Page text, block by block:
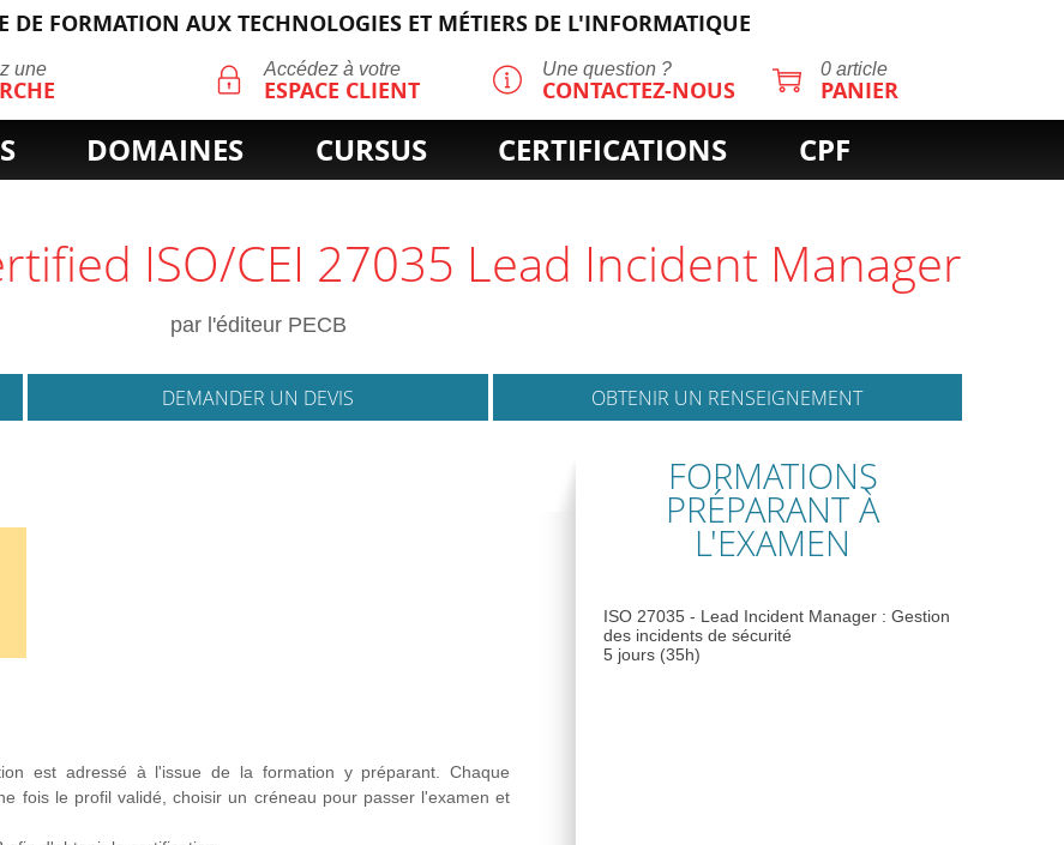
DE FORMATION AUX TECHNOLOGIES ET MÉTIERS DE L'INFORMATIQUE
une Accédez à votre
ESPACE CLIENT
Une question ?
CONTACTEZ-NOUS
0 article
PANIER
DOMAINES CURSUS CERTIFICATIONS CPF
ISO/CEI 27035 Lead Incident Manager
par l'éditeur PECB
DEMANDER UN DEVIS OBTENIR UN RENSEIGNEMENT
est adressé à l'issue de la formation y préparant. Chaque
fois le profil validé, choisir un créneau pour passer l'examen et
FORMATIONS
PRÉPARANT À
L'EXAMEN
ISO 27035 - Lead Incident Manager : Gestion
des incidents de sécurité
5 jours (35h)